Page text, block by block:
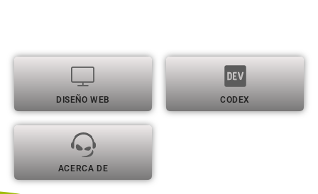
DISEÑO WEB CODEX
ACERCA DE